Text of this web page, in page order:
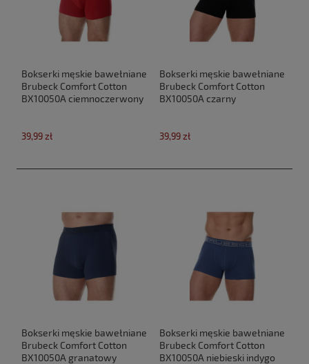
Bokserki męskie bawełniane
Brubeck Comfort Cotton
BX10050A ciemnoczerwony
39,99 zł
Bokserki męskie bawełniane
Brubeck Comfort Cotton
BX10050A czarny
39,99 zł
Bokserki męskie bawełniane
Brubeck Comfort Cotton
BX10050A granatowy
Bokserki męskie bawełniane
Brubeck Comfort Cotton
BX10050A niebieski indygo